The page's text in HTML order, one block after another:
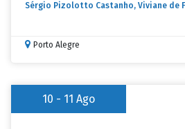
Sérgio Pizolotto Castanho, Viviane de
Porto Alegre
10 - 11Ago